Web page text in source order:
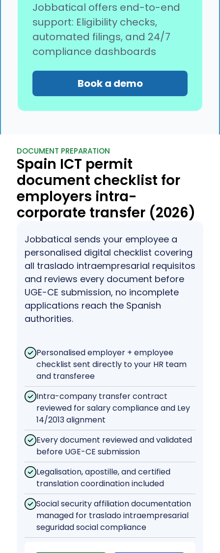
Jobbatical offers end-to-end
support: Eligibility checks,
automated filings, and 24/7
compliance dashboards
Book a demo
DOCUMENT PREPARATION
Spain ICT permit
document checklist for
employers intra-
corporate transfer (2026)
Jobbatical sends your employee a
personalised digital checklist covering
all traslado intraempresarial requisitos
and reviews every document before
UGE-CE submission, no incomplete
applications reach the Spanish
authorities.
Personalised employer + employee
checklist sent directly to your HR team
and transferee
Intra-company transfer contract
reviewed for salary compliance and Ley
14/2013 alignment
Every document reviewed and validated
before UGE-CE submission
Legalisation, apostille, and certified
translation coordination included
Social security affiliation documentation
managed for traslado intraempresarial
seguridad social compliance